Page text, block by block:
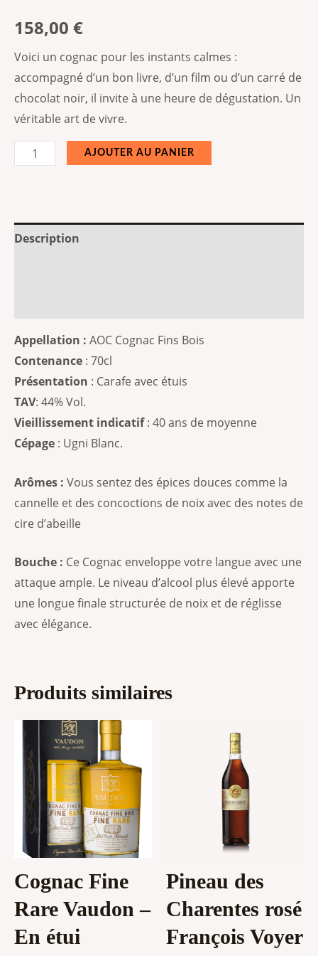
158,00 €
Voici un cognac pour les instants calmes :
accompagné d’un bon livre, d’un film ou d’un carré de
chocolat noir, il invite à une heure de dégustation. Un
véritable art de vivre.
AJOUTER AU PANIER
Description
Appellation : AOC Cognac Fins Bois
Contenance : 70cl
Présentation : Carafe avec étuis
TAV: 44% Vol.
Vieillissement indicatif: 40 ans de moyenne
Cépage : Ugni Blanc.
Arômes : Vous sentez des épices douces comme la
cannelle et des concoctions de noix avec des notes de
cire d’abeille
Bouche : Ce Cognac enveloppe votre langue avec une
attaque ample. Le niveau d’alcool plus élevé apporte
une longue finale structurée de noix et de réglisse
avec élégance.
Produits similaires
Cognac Fine
Rare Vaudon –
En étui
Pineau des
Charentes rosé
François Voyer